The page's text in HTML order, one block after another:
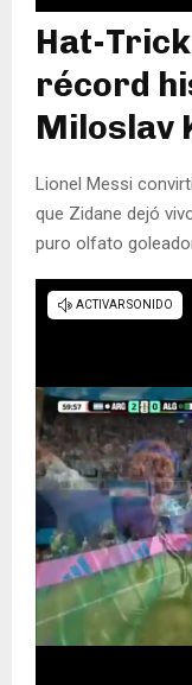
Hat-
récord
Miloslav
Lionel Messi
que Zidane dejó
puro olfato